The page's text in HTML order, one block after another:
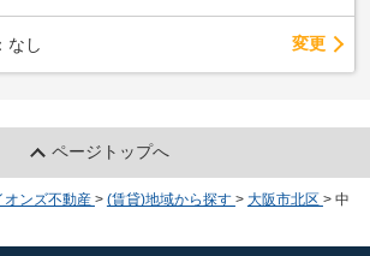
なし 変更
ページトップへ
オンズ不動産 > (賃貸)地域から探す > 大阪市北区 > 中